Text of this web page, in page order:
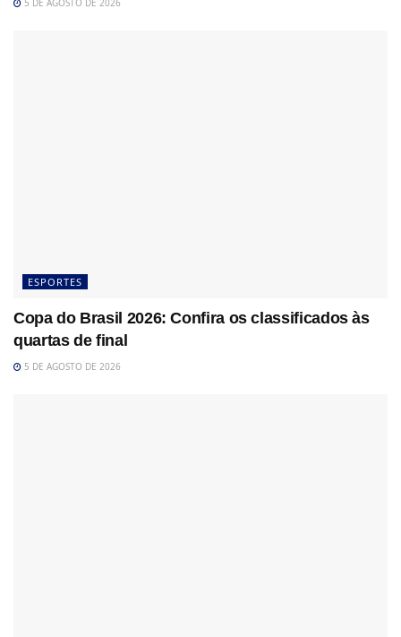
5 DE AGOSTO DE 2026
ESPORTES
Copa do Brasil 2026: Confira os classificados às
quartas de final
5 DE AGOSTO DE 2026